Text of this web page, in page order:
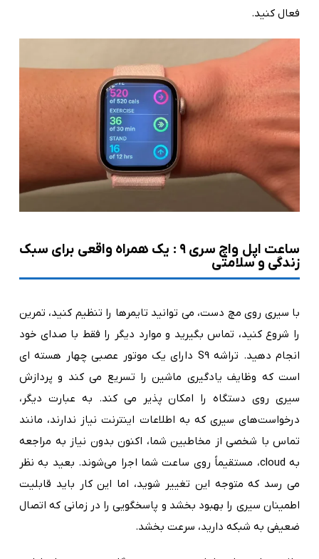
فعال کنید.
ساعت اپل واچ سری ۹ : یک همراه واقعی برای سبک
زندگی و سلامتی
با سیری روی مچ دست، می توانید تایمرها را تنظیم کنید، تمرین
را شروع کنید، تماس بگیرید و موارد دیگر را فقط با صدای خود
انجام دهید. تراشه S9 دارای یک موتور عصبی چهار هسته ای
است که وظایف یادگیری ماشین را تسریع می کند و پردازش
سیری روی دستگاه را امکان پذیر می کند. به عبارت دیگر،
درخواست‌های سیری که به اطلاعات اینترنت نیاز ندارند، مانند
تماس با شخصی از مخاطبین شما، اکنون بدون نیاز به مراجعه
به cloud، مستقیماً روی ساعت شما اجرا می‌شوند. بعید به نظر
می رسد که متوجه این تغییر شوید، اما این کار باید قابلیت
اطمینان سیری را بهبود بخشد و پاسخگویی را در زمانی که اتصال
ضعیفی به شبکه دارید، سرعت بخشد.